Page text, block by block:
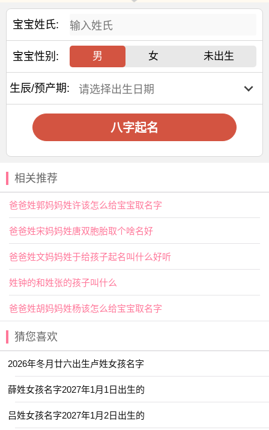
五行分析：五行【金旺】【火旺】【土旺】【缺木】
【缺水】，年命纳音五行是【天河水】，年干支为【丙
午】，日主天干为【金】
阳历2026-10-14出生，出生1年9个月20天后起运，阳历
2028-08-03后起运
交运年份：
交运年龄：3岁 13岁 23岁 33岁 43岁 53岁 63岁 73岁 83
岁
2026年10月14号出生夏姓宝宝取名
叫什么宜用字
征兴盛、吉利、德高望重之义；
【召】指召唤，召致，引来。用作人名意指具有领导才
能、组织能力之义；
2026年10月14号出生夏姓宝宝取名
叫什么好名字推荐
【书语】 【伽茵】 【云涵】 【于渊】
【卿莞】 【亦闲】 【丞名】 【亦君】
【予初】 【元芷】 【以晗】 【书智】
宝宝姓氏:
宝宝性别: 男 女 未出生
生辰/预产期:
八字起名
相关推荐
爸爸姓郭妈妈姓许该怎么给宝宝取名字
爸爸姓宋妈妈姓唐双胞胎取个啥名好
爸爸姓文妈妈姓于给孩子起名叫什么好听
姓钟的和姓张的孩子叫什么
爸爸姓胡妈妈姓杨该怎么给宝宝取名字
猜您喜欢
2026年冬月廿六出生卢姓女孩名字
薛姓女孩名字2027年1月1日出生的
吕姓女孩名字2027年1月2日出生的